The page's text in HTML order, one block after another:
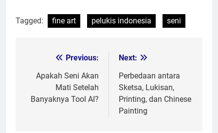
Tagged: fine art pelukis indonesia seni
navigation
Previous:
Apakah Seni Akan
Mati Setelah
Banyaknya Tool AI?
Next:
Perbedaan antara
Sketsa, Lukisan,
Printing, dan Chinese
Painting